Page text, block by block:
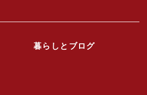
暮らしとブログ